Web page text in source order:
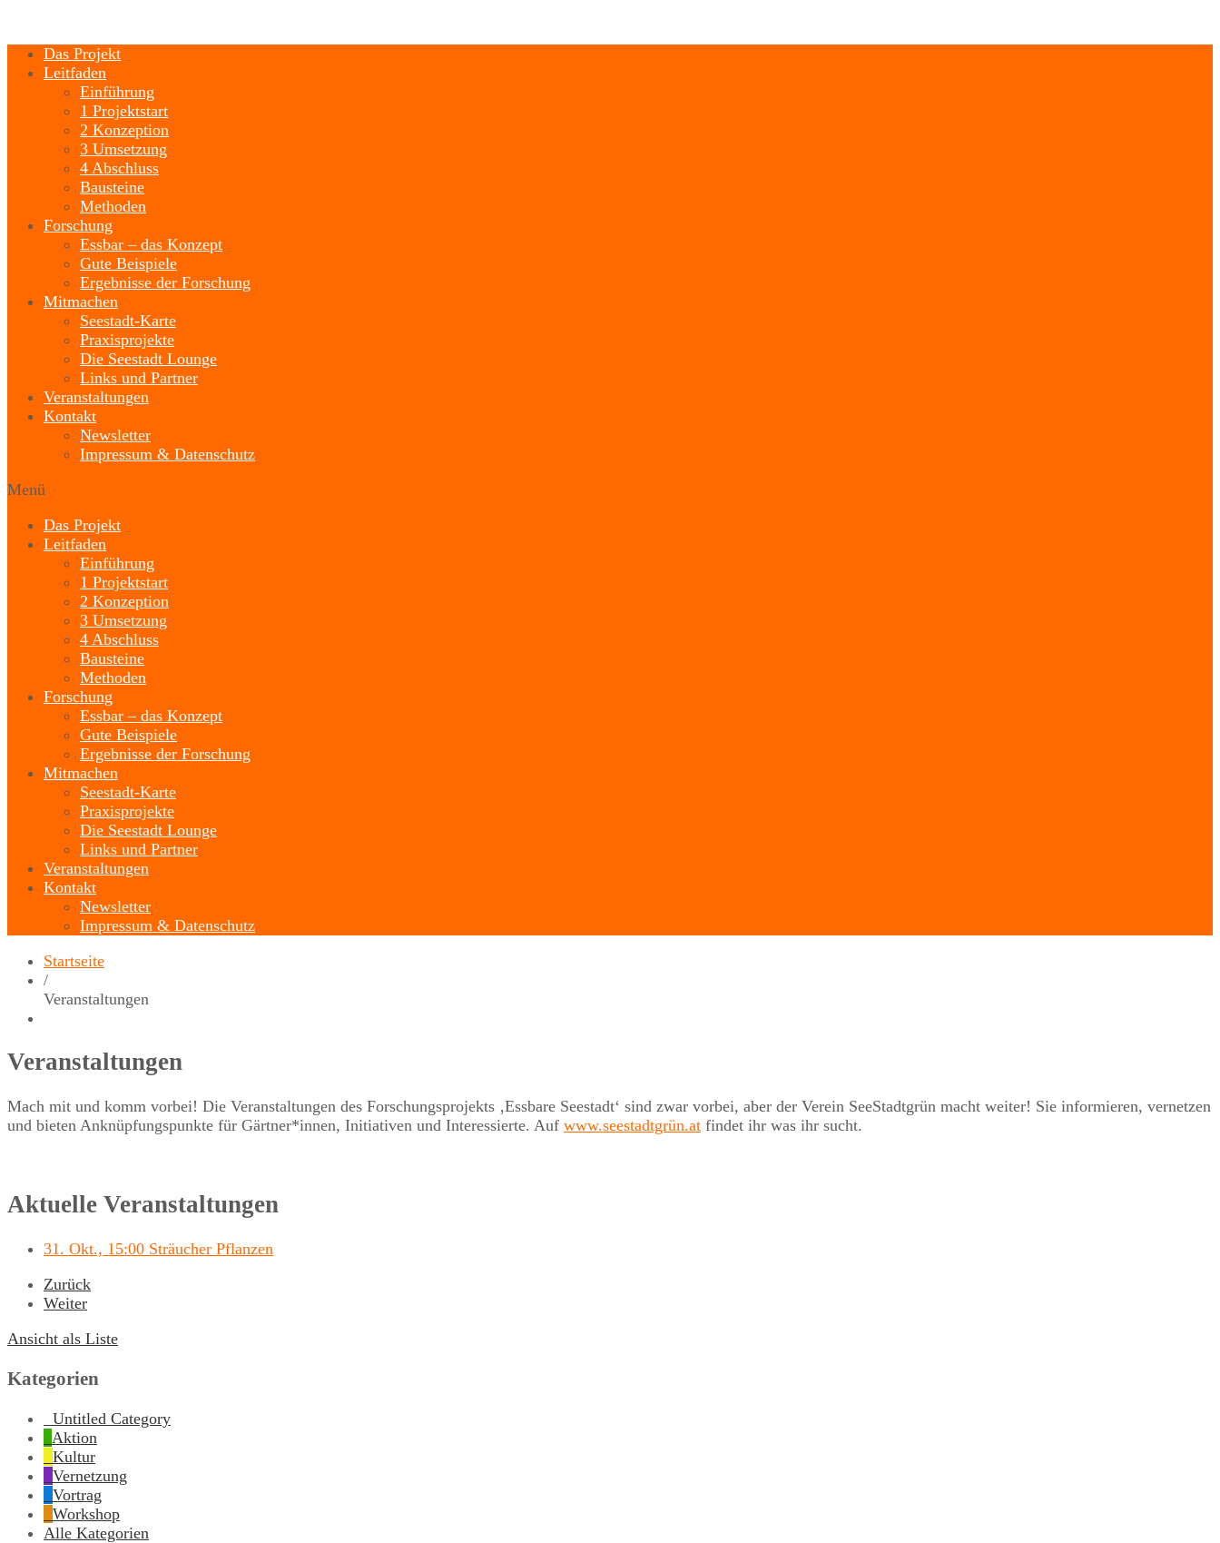
Das Projekt
Leitfaden
Einführung
1 Projektstart
2 Konzeption
3 Umsetzung
4 Abschluss
Bausteine
Methoden
Forschung
Essbar – das Konzept
Gute Beispiele
Ergebnisse der Forschung
Mitmachen
Seestadt-Karte
Praxisprojekte
Die Seestadt Lounge
Links und Partner
Veranstaltungen
Kontakt
Newsletter
Impressum & Datenschutz
Menü
Das Projekt
Leitfaden
Einführung
1 Projektstart
2 Konzeption
3 Umsetzung
4 Abschluss
Bausteine
Methoden
Forschung
Essbar – das Konzept
Gute Beispiele
Ergebnisse der Forschung
Mitmachen
Seestadt-Karte
Praxisprojekte
Die Seestadt Lounge
Links und Partner
Veranstaltungen
Kontakt
Newsletter
Impressum & Datenschutz
Startseite
/
Veranstaltungen
Veranstaltungen
Mach mit und komm vorbei! Die Veranstaltungen des Forschungsprojekts ‚Essbare Seestadt‘ sind zwar vorbei, aber der Verein SeeStadtgrün macht weiter! Sie informieren, vernetzen
und bieten Anknüpfungspunkte für Gärtner*innen, Initiativen und Interessierte. Auf www.seestadtgrün.at findet ihr was ihr sucht.
Aktuelle Veranstaltungen
31. Okt., 15:00 Sträucher Pflanzen
Zurück
Weiter
Ansicht als Liste
Kategorien
Untitled Category
Aktion
Kultur
Vernetzung
Vortrag
Workshop
Alle Kategorien